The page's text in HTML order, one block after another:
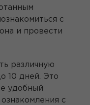
с
и провести
различную
10 дней. Это
удобный
с